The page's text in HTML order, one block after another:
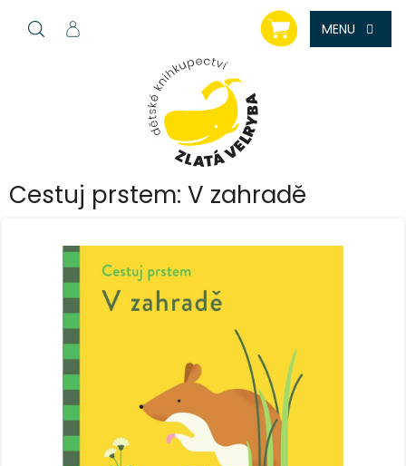
NÁKUPNÍ
KOŠÍK
Cestuj prstem: V zahradě